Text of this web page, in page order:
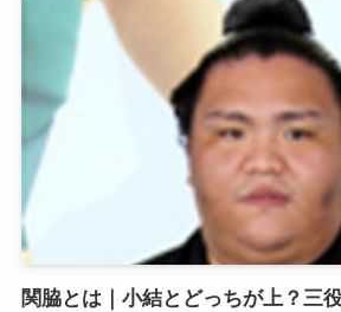
関脇とは｜小結とどっちが上？三